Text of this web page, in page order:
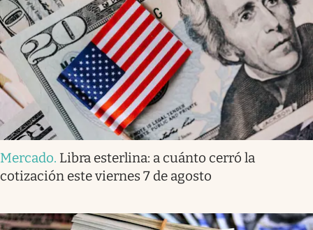
Mercado. Libra esterlina: a cuánto cerró la
cotización este viernes 7 de agosto